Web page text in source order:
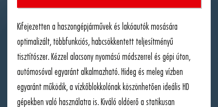
Kifejezetten a haszongépjárművek és lakóautók mosására
optimalizált, többfunkciós, habcsökkentett teljesítményű
tisztítószer. Kézzel alacsony nyomású módszerrel és gépi úton,
autómosóval egyaránt alkalmazható. Hideg és meleg vízben
egyaránt működik, a vízkőblokkolónak köszönhetően ideális HD
gépekben való használatra is. Kiváló oldóerő a statikusan